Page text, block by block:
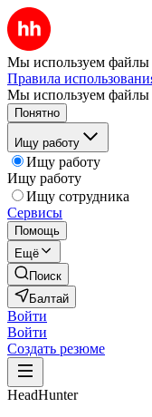
Мы используем файлы
Правила
Мы используем файлы
Понятно
Ищу работу
Ищу работу
Ищу работу
Ищу сотрудника
Сервисы
Помощь
Ещё
Поиск
Балтай
Войти
Войти
Создать резюме
HeadHunter